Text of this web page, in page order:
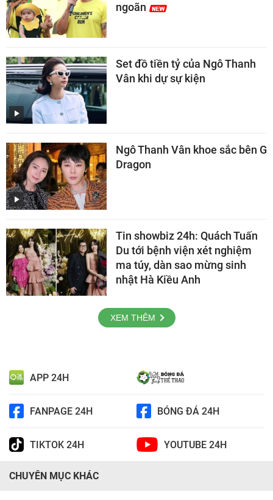
ngoãn
Set đồ tiền tỷ của Ngô Thanh
Vân khi dự sự kiện
Ngô Thanh Vân khoe sắc bên G
Dragon
Tin showbiz 24h: Quách Tuấn
Du tới bệnh viện xét nghiệm
ma túy, dàn sao mừng sinh
nhật Hà Kiều Anh
XEM THÊM
APP 24H
FANPAGE 24H BÓNG ĐÁ 24H
TIKTOK 24H YOUTUBE 24H
CHUYÊN MỤC KHÁC